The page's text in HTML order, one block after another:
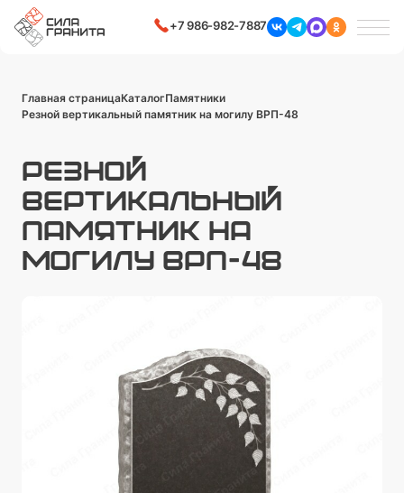
+7 986-982-7887
Главная страницаКаталогПамятники
Резной вертикальный памятник на могилу ВРП-48
РЕЗНОЙ
ВЕРТИКАЛЬНЫЙ
ПАМЯТНИК НА
МОГИЛУ ВРП-48